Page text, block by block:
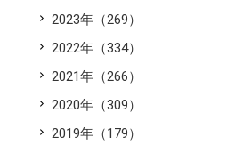
2023年（269）
2022年（334）
2021年（266）
2020年（309）
2019年（179）